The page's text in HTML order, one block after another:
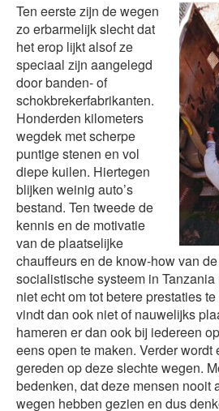
Ten eerste zijn de wegen
zo erbarmelijk slecht dat
het erop lijkt alsof ze
speciaal zijn aangelegd
door banden- of
schokbrekerfabrikanten.
Honderden kilometers
wegdek met scherpe
puntige stenen en vol
diepe kuilen. Hiertegen
blijken weinig auto’s
bestand. Ten tweede de
kennis en de motivatie
van de plaatselijke
chauffeurs en de know-how van
socialistische systeem in
niet echt om tot betere prestaties
vindt dan ook niet of nauwelijks
hameren er dan ook bij iedereen
eens open te maken. Verder wordt
gereden op deze slechte wegen.
bedenken, dat deze mensen nooit
wegen hebben gezien en dus